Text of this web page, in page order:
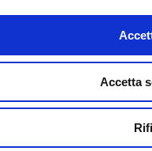
Accetta